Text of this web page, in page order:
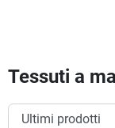
Tessuti a